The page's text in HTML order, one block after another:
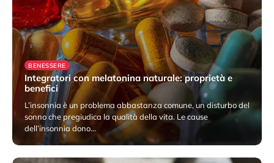
BENESSERE
Integratori con melatonina naturale: proprietà e
benefici
L’insonnia è un problema abbastanza comune, un disturbo del
sonno che pregiudica la qualità della vita. Le cause
dell’insonnia dono…
10 Dicembre 2022